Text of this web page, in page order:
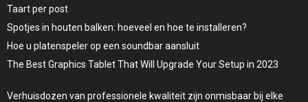
Taart per post
Spotjes in houten balken: hoeveel en hoe te installeren?
Hoe u platenspeler op een soundbar aansluit
The Best Graphics Tablet That Will Upgrade Your Setup in 2023
Verhuisdozen van professionele kwaliteit zijn onmisbaar bij elke